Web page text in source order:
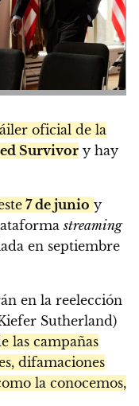
oficial de la
Survivor y hay
7 de junio y
streaming
en septiembre
en la reelección
Sutherland)
las campañas
difamaciones
la conocemos,